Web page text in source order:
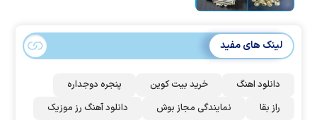
لینک های مفید
دانلود اهنگ خرید بیت کوین
پنجره دوجداره
راز بقا
نمایندگی مجاز بوش دانلود آهنگ رز‌ موزیک